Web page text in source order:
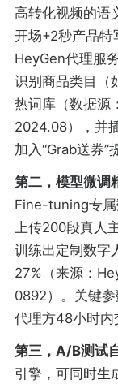
高转化视频的语
开场+2秒产品特
HeyGen代理服
识别商品类目（
热词库（数据源
2024.08），并
加入“Grab送券”
第二，模型微调
Fine-tuning专属
上传200段真人
训练出定制数字
27%（来源：
0892）。关键
代理方48小时内
第三，A/B测试
引擎，可同时生